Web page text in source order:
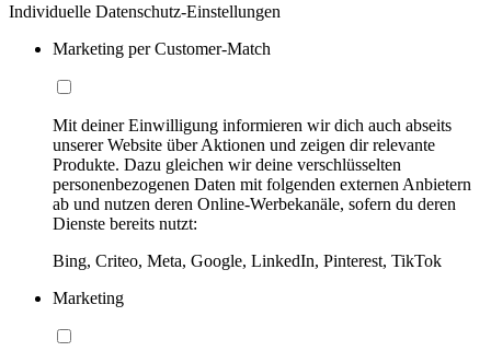
Individuelle Datenschutz-Einstellungen
Marketing per Customer-Match
Mit deiner Einwilligung informieren wir dich auch abseits
unserer Website über Aktionen und zeigen dir relevante
Produkte. Dazu gleichen wir deine verschlüsselten
personenbezogenen Daten mit folgenden externen Anbietern
ab und nutzen deren Online-Werbekanäle, sofern du deren
Dienste bereits nutzt:
Bing, Criteo, Meta, Google, LinkedIn, Pinterest, TikTok
Marketing